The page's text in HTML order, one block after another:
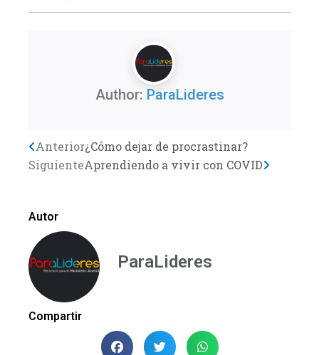
Author: ParaLideres
Previo
Anterior¿Cómo dejar de procrastinar?
SiguienteAprendiendo a vivir con COVID
Autor
ParaLideres
Compartir